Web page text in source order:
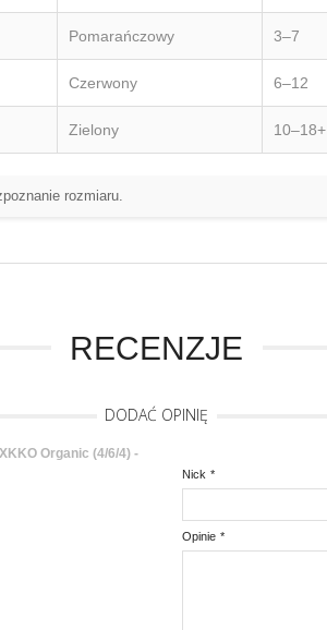
Pomarańczowy 3–7
Czerwony 6–12
Zielony 10–18+
rozmiaru.
RECENZJE
DODAĆ OPINIĘ
Organic (4/6/4) -
*
Nick
*
Opinie